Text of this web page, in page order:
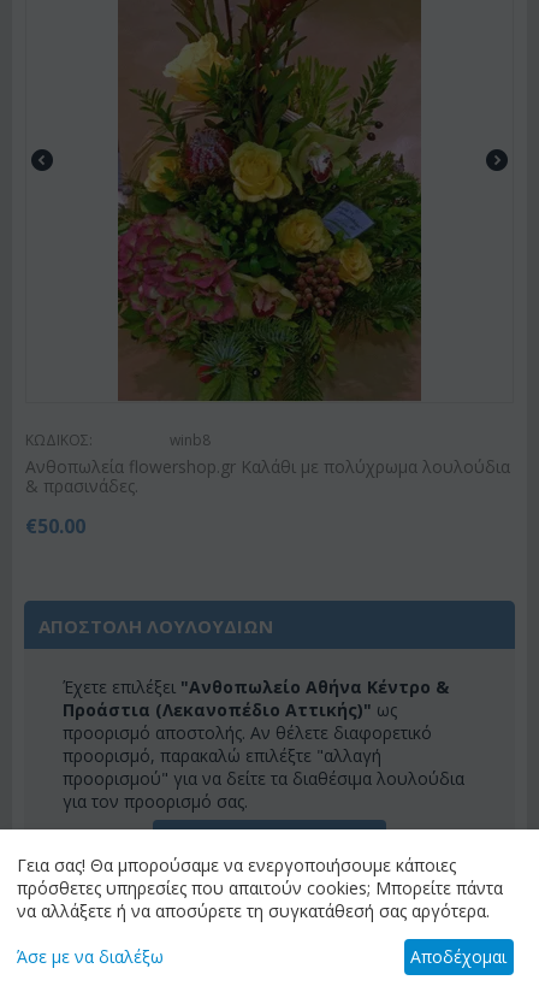
ΚΩΔΙΚΟΣ: winb8
Ανθοπωλεία flowershop.gr Καλάθι με πολύχρωμα λουλούδια
& πρασινάδες.
€50.00
ΑΠΟΣΤΟΛΗ ΛΟΥΛΟΥΔΙΩΝ
Έχετε επιλέξει "Ανθοπωλείο Αθήνα Κέντρο &
Προάστια (Λεκανοπέδιο Αττικής)" ως
προορισμό αποστολής. Αν θέλετε διαφορετικό
προορισμό, παρακαλώ επιλέξτε "αλλαγή
προορισμού" για να δείτε τα διαθέσιμα λουλούδια
για τον προορισμό σας.
Γεια σας! Θα μπορούσαμε να ενεργοποιήσουμε κάποιες
πρόσθετες υπηρεσίες που απαιτούν cookies; Μπορείτε πάντα
να αλλάξετε ή να αποσύρετε τη συγκατάθεσή σας αργότερα.
Άσε με να διαλέξω Αποδέχομαι